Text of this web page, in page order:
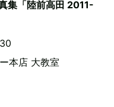
集「陸前高田 2011-
本店 大教室